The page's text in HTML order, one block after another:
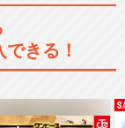
きる！